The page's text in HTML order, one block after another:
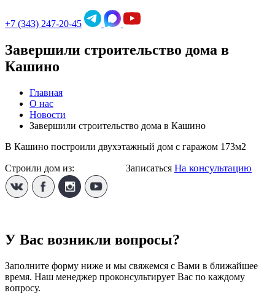
+7 (343) 247-20-45
Завершили строительство дома в
Кашино
Главная
О нас
Новости
Завершили строительство дома в Кашино
В Кашино построили двухэтажный дом с гаражом 173м2
Строили дом из: Записаться На консультацию
У Вас возникли вопросы?
Заполните форму ниже и мы свяжемся с Вами в ближайшее
время. Наш менеджер проконсультирует Вас по каждому
вопросу.